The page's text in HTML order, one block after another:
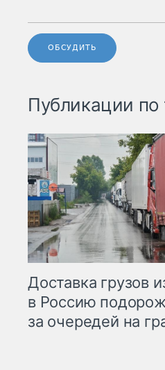
ОБСУДИТЬ
Публикации по
Доставка грузов
в Россию
за очередей на